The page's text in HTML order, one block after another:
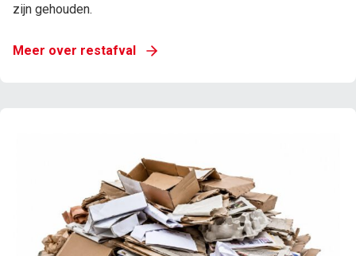
zijn gehouden.
Meer over restafval